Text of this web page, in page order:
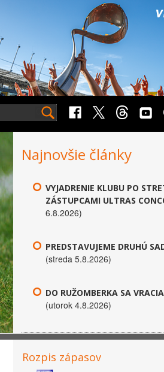
Najnovšie články
VYJADRENIE KLUBU PO
ZÁSTUPCAMI ULTRAS
6.8.2026)
PREDSTAVUJEME DRUHÚ
(streda 5.8.2026)
DO RUŽOMBERKA SA
(utorok 4.8.2026)
Rozpis zápasov